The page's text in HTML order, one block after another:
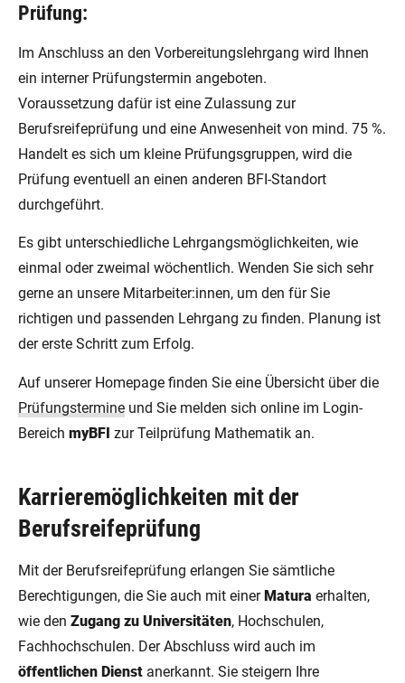
Prüfung:
Im Anschluss an den Vorbereitungslehrgang wird Ihnen
ein interner Prüfungstermin angeboten.
Voraussetzung dafür ist eine Zulassung zur
Berufsreifeprüfung und eine Anwesenheit von mind. 75 %.
Handelt es sich um kleine Prüfungsgruppen, wird die
Prüfung eventuell an einen anderen BFI-Standort
durchgeführt.
Es gibt unterschiedliche Lehrgangsmöglichkeiten, wie
einmal oder zweimal wöchentlich. Wenden Sie sich sehr
gerne an unsere Mitarbeiter:innen, um den für Sie
richtigen und passenden Lehrgang zu finden. Planung ist
der erste Schritt zum Erfolg.
Auf unserer Homepage finden Sie eine Übersicht über die
Prüfungstermine und Sie melden sich online im Login-
Bereich myBFI zur Teilprüfung Mathematik an.
Karrieremöglichkeiten mit der
Berufsreifeprüfung
Mit der Berufsreifeprüfung erlangen Sie sämtliche
Berechtigungen, die Sie auch mit einer Matura erhalten,
wie den Zugang zu Universitäten, Hochschulen,
Fachhochschulen. Der Abschluss wird auch im
öffentlichen Dienst anerkannt. Sie steigern Ihre